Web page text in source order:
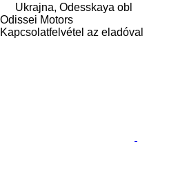
Ukrajna, Odesskaya obl
Odissei Motors
Kapcsolatfelvétel az eladóval